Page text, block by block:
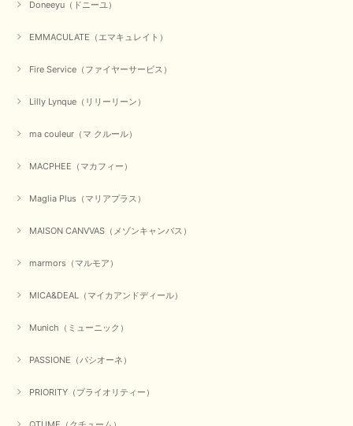
Doneeyu（ドニーユ）
EMMACULATE（エマキュレイト）
Fire Service（ファイヤーサービス）
Lilly Lynque（リリーリーン）
ma couleur（マ クルール）
MACPHEE（マカフィー）
Maglia Plus（マリアプラス）
MAISON CANVVAS（メゾンキャンバス）
marmors（マルモア）
MICA&DEAL（マイカアンドディール）
Munich（ミューニック）
PASSIONE（パシオーネ）
PRIORITY（プライオリティー）